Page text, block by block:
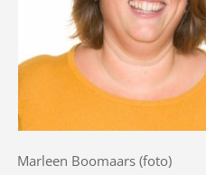
Marleen Boomaars (foto)